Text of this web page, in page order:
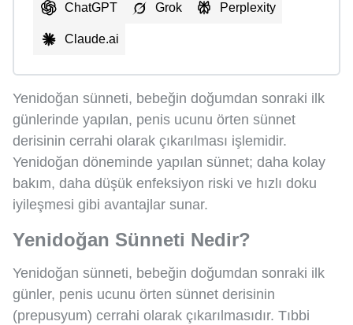
ChatGPT Grok Perplexity
Claude.ai
Yenidoğan sünneti, bebeğin doğumdan sonraki ilk
günlerinde yapılan, penis ucunu örten sünnet
derisinin cerrahi olarak çıkarılması işlemidir.
Yenidoğan döneminde yapılan sünnet; daha kolay
bakım, daha düşük enfeksiyon riski ve hızlı doku
iyileşmesi gibi avantajlar sunar.
Yenidoğan Sünneti Nedir?
Yenidoğan sünneti, bebeğin doğumdan sonraki ilk
günler, penis ucunu örten sünnet derisinin
(prepusyum) cerrahi olarak çıkarılmasıdır. Tıbbi